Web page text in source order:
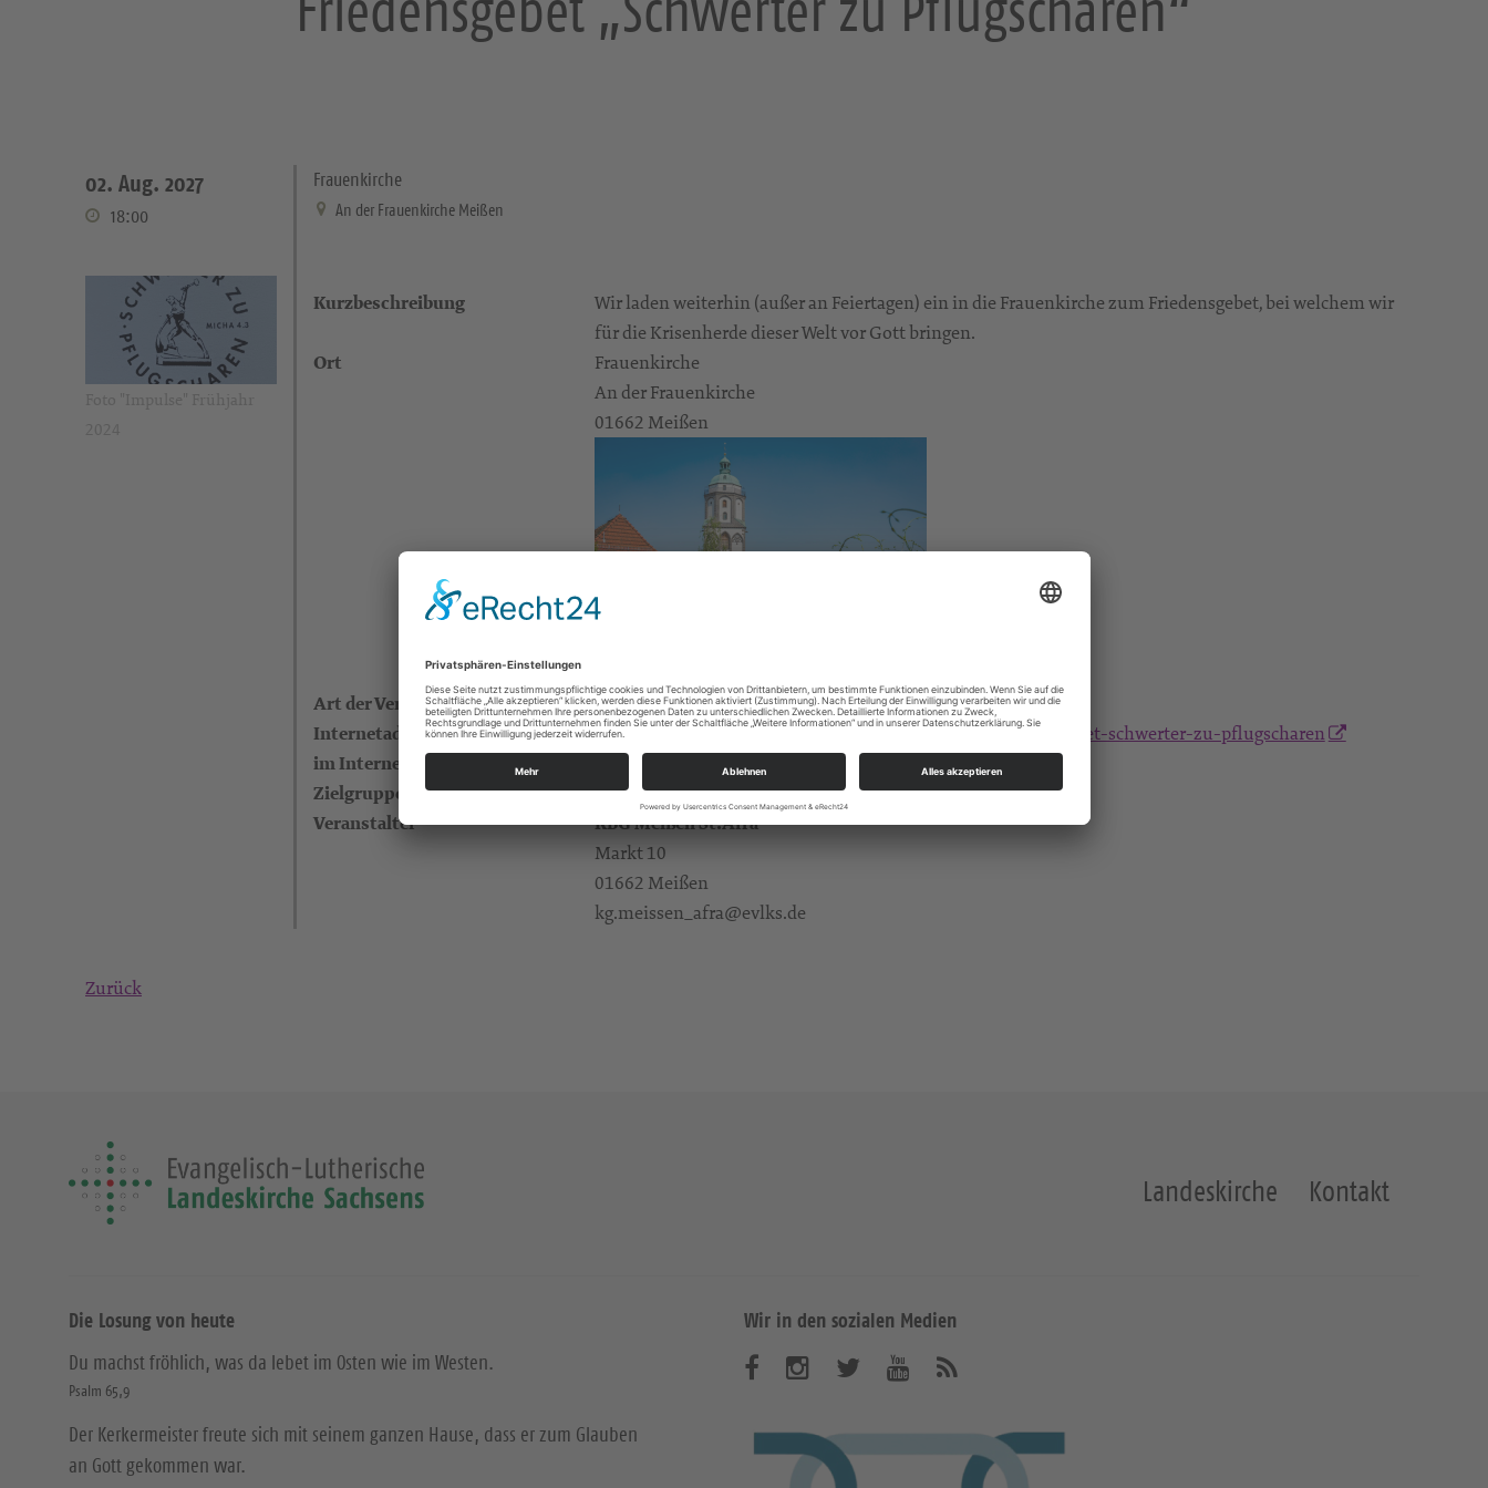
02. Aug. 2027
18:00
Frauenkirche
An der Frauenkirche Meißen
Kurzbeschreibung
Wir laden weiterhin (außer an Feiertagen) ein in die Frauenkirche zum Friedensgebet, bei welchem wir
für die Krisenherde dieser Welt vor Gott bringen.
Ort
Frauenkirche
An der Frauenkirche
01662 Meißen
Art der Veranstaltung Gebete/Andachten/Friedensgebete
Internetadresse (eigene Infos
im Internet)
https://landing.churchdesk.com/de/e/40622464/friedensgebet-schwerter-zu-pflugscharen
Zielgruppe Alle Zielgruppen
Veranstalter KBG Meißen St.Afra
Markt 10
01662 Meißen
kg.meissen_afra@evlks.de
Zurück
Landeskirche Kontakt
Die Losung von heute
Du machst fröhlich, was da lebet im Osten wie im Westen.
Psalm 65,9
Der Kerkermeister freute sich mit seinem ganzen Hause, dass er zum Glauben
an Gott gekommen war.
Wir in den sozialen Medien
B
s
B
s
B
s
B
s
A
n